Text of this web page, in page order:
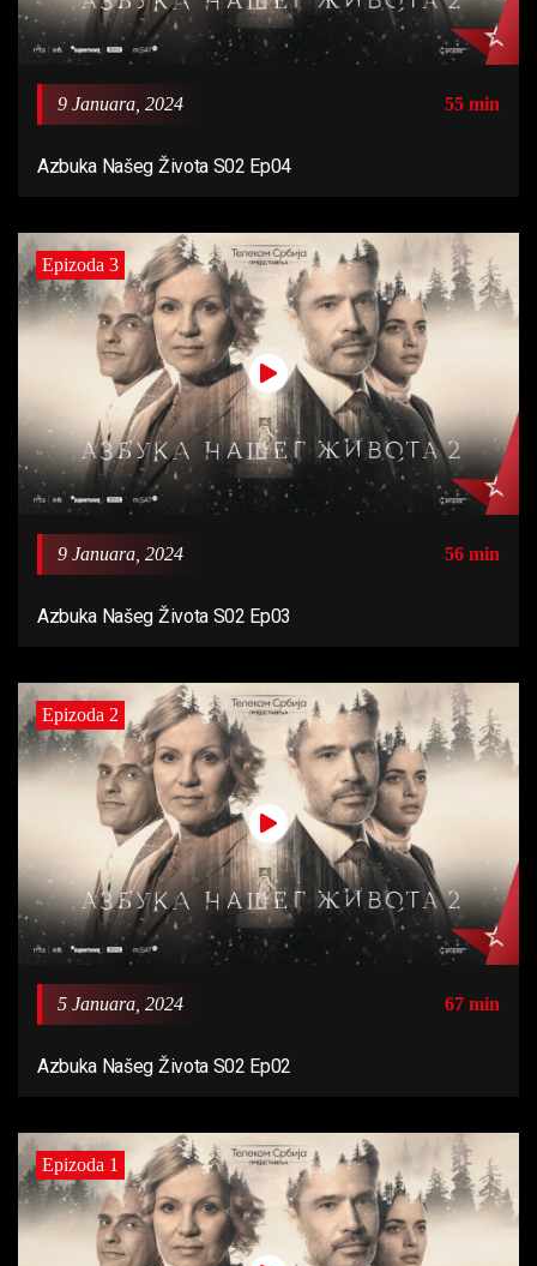
9 Januara, 2024 55 min
Azbuka Našeg Života S02 Ep04
Epizoda 3
9 Januara, 2024 56 min
Azbuka Našeg Života S02 Ep03
Epizoda 2
5 Januara, 2024 67 min
Azbuka Našeg Života S02 Ep02
Epizoda 1